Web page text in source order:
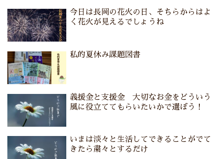
今日は長岡の花火の日、そちらからはよ
く花火が見えるでしょうね
私的夏休み課題図書
義援金と支援金 大切なお金をどういう
風に役立ててもらいたいかで選ぼう！
いまは淡々と生活してできることがでて
きたら粛々とするだけ